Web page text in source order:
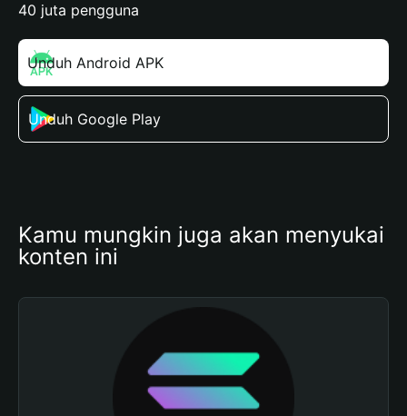
40 juta pengguna
Unduh Android APK
Unduh Google Play
Kamu mungkin juga akan menyukai
konten ini